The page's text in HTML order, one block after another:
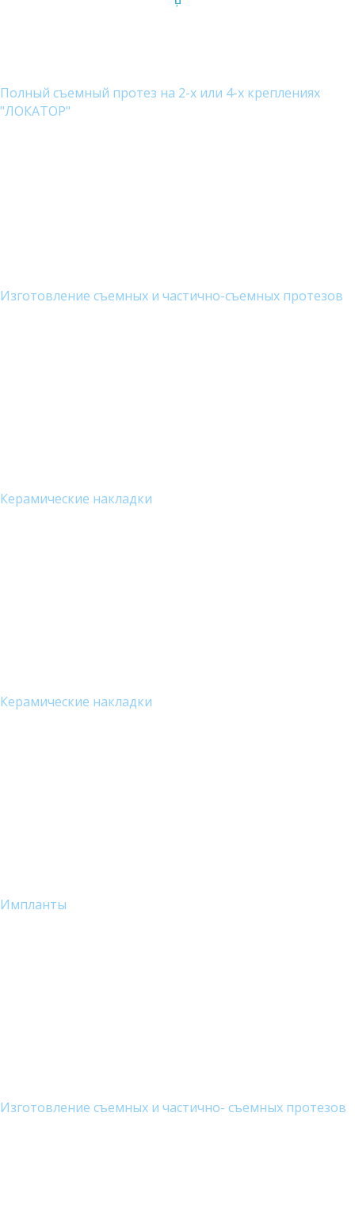
Полный съемный протез на 2-х или 4-х креплениях
"ЛОКАТОР"
Изготовление съемных и частично-съемных протезов
Керамические накладки
Керамические накладки
Импланты
Изготовление съемных и частично- съемных протезов